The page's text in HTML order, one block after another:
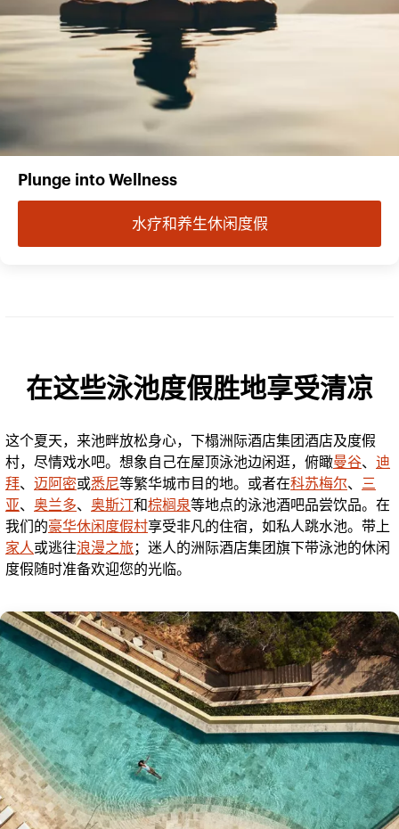
Plunge into Wellness
水疗和养生休闲度假
在这些泳池度假胜地享受清凉
这个夏天，来池畔放松身心，下榻洲际酒店集团酒店及度假
村，尽情戏水吧。想象自己在屋顶泳池边闲逛，俯瞰曼谷、 迪
拜、 迈阿密或悉尼等繁华城市目的地。或者在科苏梅尔、 三
亚、 奥兰多、 奥斯汀和棕榈泉等地点的泳池酒吧品尝饮品。在
我们的豪华休闲度假村享受非凡的住宿，如私人跳水池。带上
家人或逃往浪漫之旅；迷人的洲际酒店集团旗下带泳池的休闲
度假随时准备欢迎您的光临。